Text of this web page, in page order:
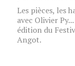
Les pièces, les
avec Olivier
édition du
Angot.